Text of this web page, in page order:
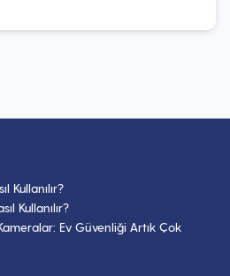
Kullanılır?
Kullanılır?
Kameralar: Ev Güvenliği Artık Çok